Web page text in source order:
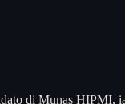
di Munas HIPMI,